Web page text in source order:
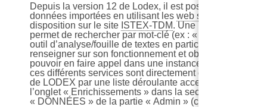
Depuis la version 12 de Lodex, il est possible d’enrichir
données importées en utilisant les web services
disposition sur le site ISTEX-TDM. Une barre de
permet de rechercher par mot-clé (ex : « Classification)
outil d’analyse/fouille de textes en particulier afin de se
renseigner sur son fonctionnement et obtenir l’URL pour
pouvoir en faire appel dans une instance (1). Par
ces différents services sont directement disponibles à
de LODEX par une liste déroulante accessible depuis
l’onglet « Enrichissements » dans la section
« DONNÉES » de la partie « Admin » (cf. .ci-dessous)